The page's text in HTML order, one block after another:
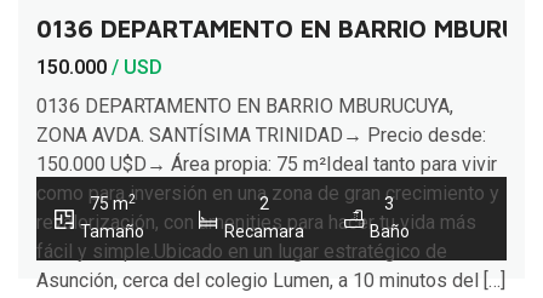
0136 DEPARTAMENTO EN BARRIO
150.000 / USD
0136 DEPARTAMENTO EN BARRIO MBURUCUYA,
ZONA AVDA. SANTÍSIMA TRINIDAD→ Precio desde:
150.000 U$D→ Área propia: 75 m²Ideal tanto para vivir
como para inversión en una zona de gran crecimiento y
revalorización, con amenities para hacer tu vida más
fácil y simple.Ubicado en un lugar estratégico de
Asunción, cerca del colegio Lumen, a 10 minutos del […]
75 m2
Tamaño
2
Recamara
3
Baño